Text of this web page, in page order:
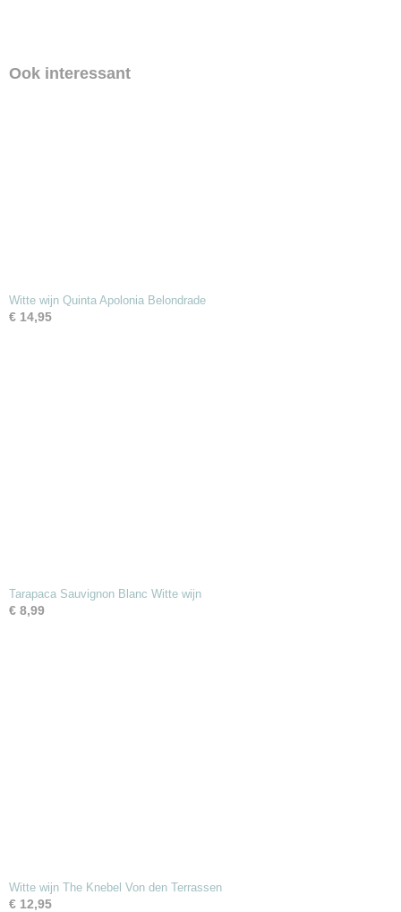
Ook interessant
Witte wijn Quinta Apolonia Belondrade
€ 14,95
Tarapaca Sauvignon Blanc Witte wijn
€ 8,99
Witte wijn The Knebel Von den Terrassen
€ 12,95